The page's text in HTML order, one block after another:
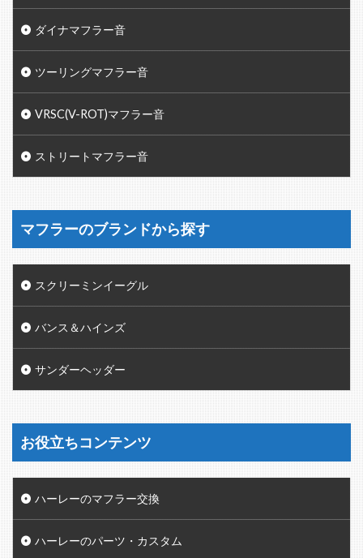
ダイナマフラー音
ツーリングマフラー音
VRSC(V-ROT)マフラー音
ストリートマフラー音
マフラーのブランドから探す
スクリーミンイーグル
バンス＆ハインズ
サンダーヘッダー
お役立ちコンテンツ
ハーレーのマフラー交換
ハーレーのパーツ・カスタム